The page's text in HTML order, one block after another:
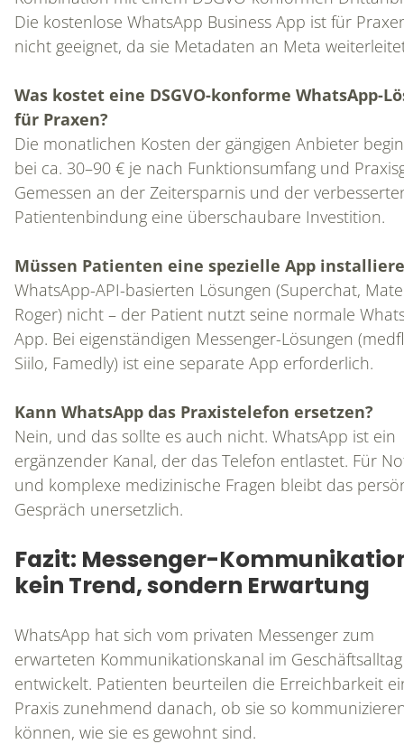
Die kostenlose WhatsApp Business App ist für
nicht geeignet, da sie Metadaten an Meta
Was kostet eine DSGVO-konforme WhatsApp-
für Praxen?
Die monatlichen Kosten der gängigen Anbieter
bei ca. 30–90 € je nach Funktionsumfang und
Gemessen an der Zeitersparnis und der
Patientenbindung eine überschaubare Investition.
Müssen Patienten eine spezielle App
WhatsApp-API-basierten Lösungen (Superchat,
Roger) nicht – der Patient nutzt seine normale
App. Bei eigenständigen Messenger-Lösungen
Siilo, Famedly) ist eine separate App erforderlich.
Kann WhatsApp das Praxistelefon ersetzen?
Nein, und das sollte es auch nicht. WhatsApp ist ein
ergänzender Kanal, der das Telefon entlastet. Für
und komplexe medizinische Fragen bleibt das
Gespräch unersetzlich.
Fazit: Messenger-
kein Trend, sondern Erwartung
WhatsApp hat sich vom privaten Messenger zum
erwarteten Kommunikationskanal im Geschäftsalltag
entwickelt. Patienten beurteilen die Erreichbarkeit
Praxis zunehmend danach, ob sie so
können, wie sie es gewohnt sind.